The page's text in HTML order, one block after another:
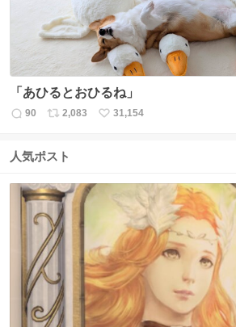
「あひるとおひるね」
返
数
90
リ
ス
数
2,083
い
31,154
人気ポスト